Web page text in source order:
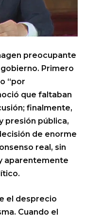
preocupante
Primero
“por
que faltaban
finalmente,
presión pública,
de enorme
real, sin
aparentemente
el desprecio
Cuando el